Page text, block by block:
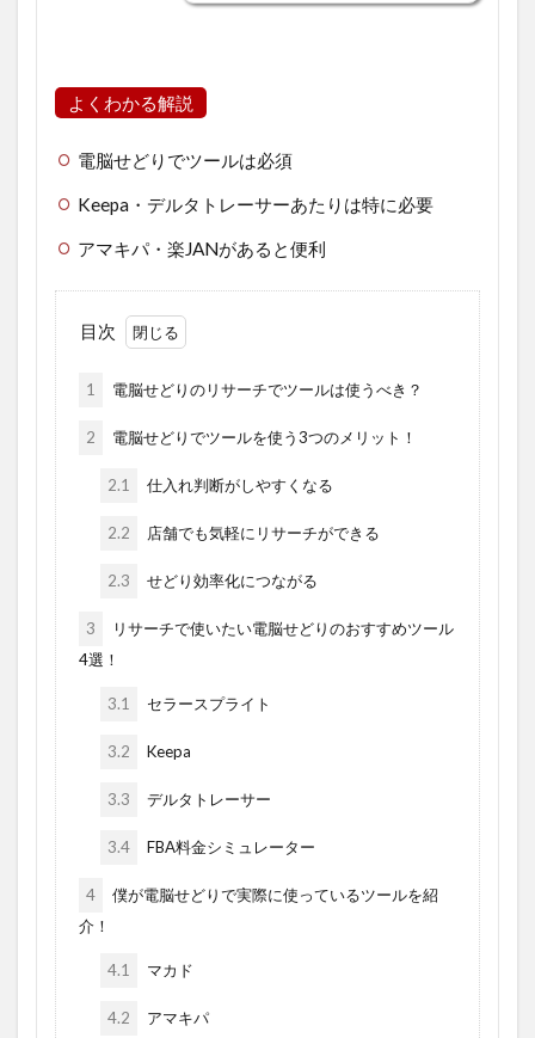
よくわかる解説
電脳せどりでツールは必須
Keepa・デルタトレーサーあたりは特に必要
アマキパ・楽JANがあると便利
目次
1 電脳せどりのリサーチでツールは使うべき？
2 電脳せどりでツールを使う3つのメリット！
2.1 仕入れ判断がしやすくなる
2.2 店舗でも気軽にリサーチができる
2.3 せどり効率化につながる
3
リサーチで使いたい電脳せどりのおすすめツール
4選！
3.1 セラースプライト
3.2 Keepa
3.3 デルタトレーサー
3.4 FBA料金シミュレーター
4
僕が電脳せどりで実際に使っているツールを紹
介！
4.1 マカド
4.2 アマキパ